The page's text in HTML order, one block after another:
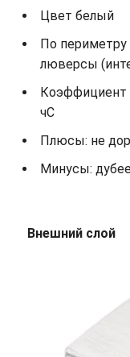
Цвет белый
По периметру
люверсы
Коэффициент
чС
Плюсы: не
Минусы:
Внешний слой